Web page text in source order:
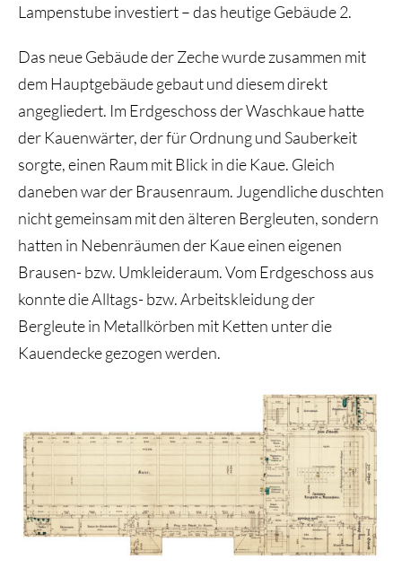
Lampenstube investiert – das heutige Gebäude 2.
Das neue Gebäude der Zeche wurde zusammen mit
dem Hauptgebäude gebaut und diesem direkt
angegliedert. Im Erdgeschoss der Waschkaue hatte
der Kauenwärter, der für Ordnung und Sauberkeit
sorgte, einen Raum mit Blick in die Kaue. Gleich
daneben war der Brausenraum. Jugendliche duschten
nicht gemeinsam mit den älteren Bergleuten, sondern
hatten in Nebenräumen der Kaue einen eigenen
Brausen- bzw. Umkleideraum. Vom Erdgeschoss aus
konnte die Alltags- bzw. Arbeitskleidung der
Bergleute in Metallkörben mit Ketten unter die
Kauendecke gezogen werden.